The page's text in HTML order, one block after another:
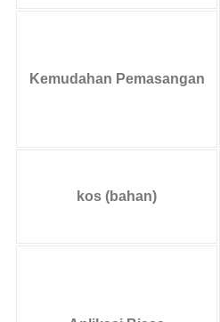
Kemudahan Pemasangan
kos (bahan)